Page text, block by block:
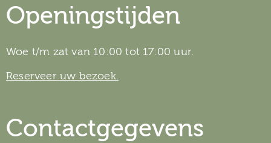
Openingstijden
Woe t/m zat van 10:00 tot 17:00 uur.
Reserveer uw bezoek.
Contactgegevens